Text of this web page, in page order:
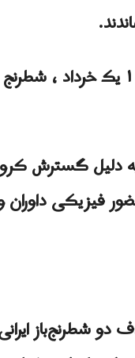
به گزارش ایسنا ، در این مسابقات آنلاین با حضور برجسته ترین شطرنج بازان جهان در روز
مجازی امارات به دلیل گسترش
فیزیکی
شطرنج‌باز